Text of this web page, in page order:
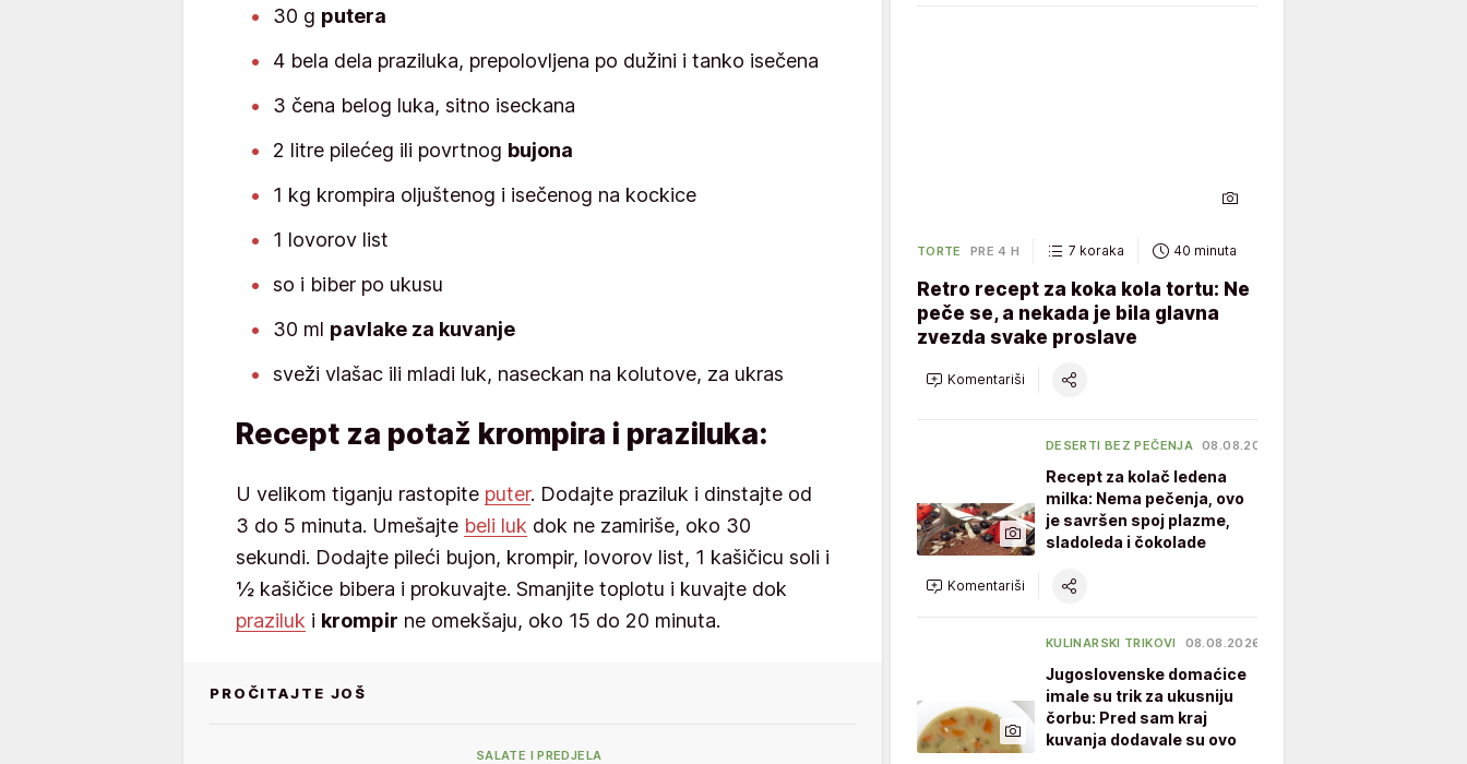
30 g putera
4 bela dela praziluka, prepolovljena po dužini i tanko isečena
3 čena belog luka, sitno iseckana
2 litre pilećeg ili povrtnog bujona
1 kg krompira oljuštenog i isečenog na kockice
1 lovorov list
so i biber po ukusu
30 ml pavlake za kuvanje
sveži vlašac ili mladi luk, naseckan na kolutove, za ukras
Recept za potaž krompira i praziluka:
U velikom tiganju rastopite puter. Dodajte praziluk i dinstajte od
3 do 5 minuta. Umešajte beli luk dok ne zamiriše, oko 30
sekundi. Dodajte pileći bujon, krompir, lovorov list, 1 kašičicu soli i
½ kašičice bibera i prokuvajte. Smanjite toplotu i kuvajte dok
praziluk i krompir ne omekšaju, oko 15 do 20 minuta.
PROČITAJTE JOŠ
SALATE I PREDJELA
TORTE PRE 4 H 7 koraka 40 minuta
Retro recept za koka kola tortu: Ne
peče se, a nekada je bila glavna
zvezda svake proslave
Komentariši
DESERTI BEZ PEČENJA 08.08.2026.
Recept za kolač ledena
milka: Nema pečenja, ovo
je savršen spoj plazme,
sladoleda i čokolade
Komentariši
KULINARSKI TRIKOVI 08.08.2026.
Jugoslovenske domaćice
imale su trik za ukusniju
čorbu: Pred sam kraj
kuvanja dodavale su ovo